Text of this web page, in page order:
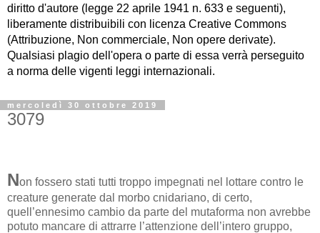
diritto d'autore (legge 22 aprile 1941 n. 633 e seguenti),
liberamente distribuibili con licenza Creative Commons
(Attribuzione, Non commerciale, Non opere derivate).
Qualsiasi plagio dell'opera o parte di essa verrà perseguito
a norma delle vigenti leggi internazionali.
mercoledì 30 ottobre 2019
3079
Non fossero stati tutti troppo impegnati nel lottare contro le
creature generate dal morbo cnidariano, di certo,
quell’ennesimo cambio da parte del mutaforma non avrebbe
potuto mancare di attrarre l’attenzione dell’intero gruppo,